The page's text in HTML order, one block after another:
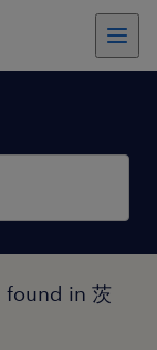
found in 茨